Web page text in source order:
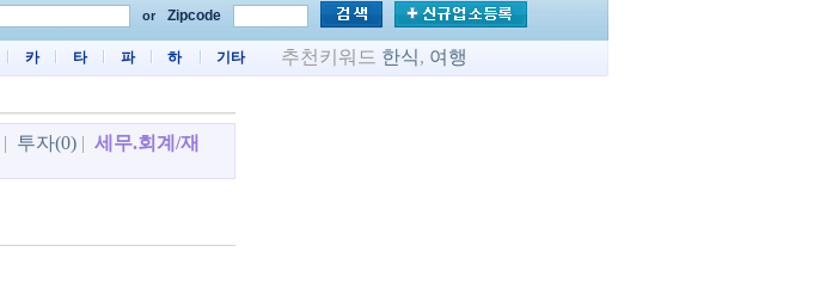
or Zipcode
카 타 파 하 기타 추천키워드 한식, 여행
| 투자(0) | 세무.회계/재